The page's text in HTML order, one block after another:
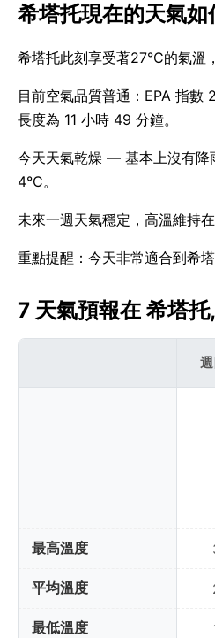
希塔托現在的天氣如
希塔托此刻享受著27°C的氣溫
目前空氣品質普通：EPA 指
長度為 11 小時 49 分鐘。
今天天氣乾燥 — 基本上沒有降
4°C。
未來一週天氣穩定，高溫維持
重點提醒：今天非常適合到希塔
7 天氣預報在 希塔
最高溫度
平均溫度
最低溫度